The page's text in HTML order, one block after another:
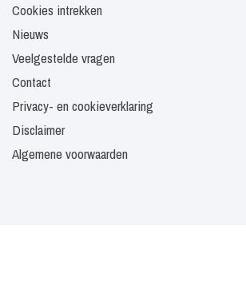
Cookies intrekken
Nieuws
Veelgestelde vragen
Contact
Privacy- en cookieverklaring
Disclaimer
Algemene voorwaarden